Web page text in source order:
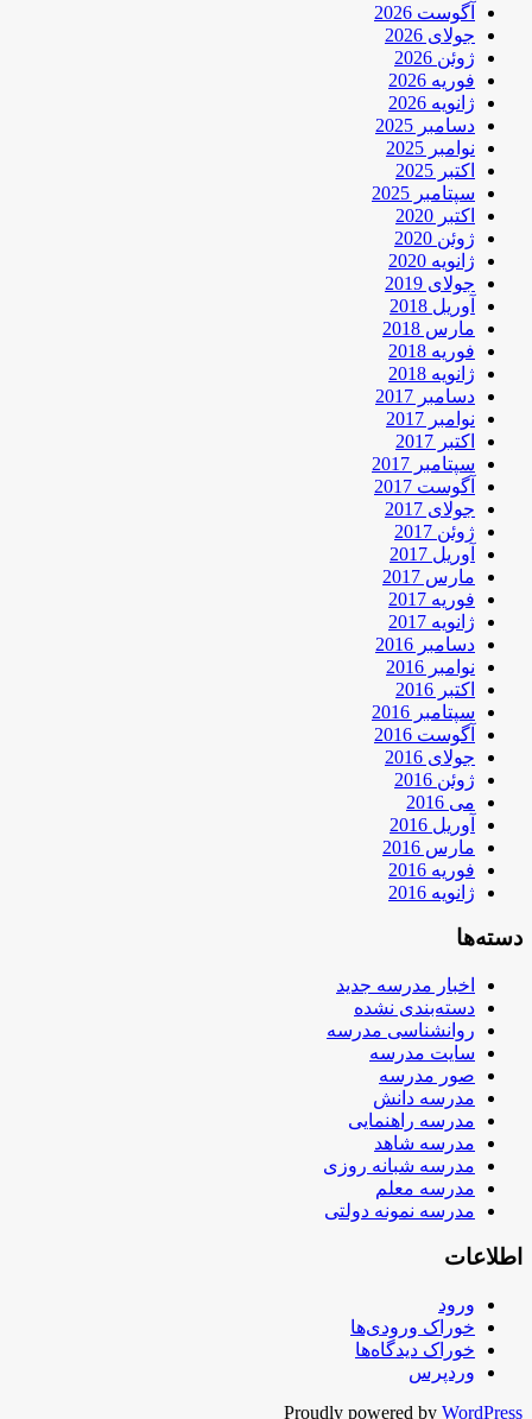
آگوست 2026
جولای 2026
ژوئن 2026
فوریه 2026
ژانویه 2026
دسامبر 2025
نوامبر 2025
اکتبر 2025
سپتامبر 2025
اکتبر 2020
ژوئن 2020
ژانویه 2020
جولای 2019
آوریل 2018
مارس 2018
فوریه 2018
ژانویه 2018
دسامبر 2017
نوامبر 2017
اکتبر 2017
سپتامبر 2017
آگوست 2017
جولای 2017
ژوئن 2017
آوریل 2017
مارس 2017
فوریه 2017
ژانویه 2017
دسامبر 2016
نوامبر 2016
اکتبر 2016
سپتامبر 2016
آگوست 2016
جولای 2016
ژوئن 2016
می 2016
آوریل 2016
مارس 2016
فوریه 2016
ژانویه 2016
دسته‌ها
اخبار مدرسه جدید
دسته‌بندی نشده
روانشناسی مدرسه
سایت مدرسه
صور مدرسه
مدرسه دانش
مدرسه راهنمایی
مدرسه شاهد
مدرسه شبانه روزی
مدرسه معلم
مدرسه نمونه دولتی
اطلاعات
ورود
خوراک ورودی‌ها
خوراک دیدگاه‌ها
وردپرس
Proudly powered by WordPress